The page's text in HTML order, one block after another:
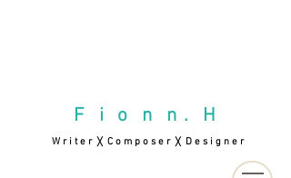
F i o n n . H
W r i t e r ╳ C o m p o s e r ╳ D e s i g n e r